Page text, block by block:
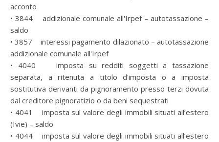
acconto
• 3844 addizionale comunale all'Irpef – autotassazione –
saldo
• 3857 interessi pagamento dilazionato – autotassazione
addizionale comunale all'Irpef
• 4040 imposta su redditi soggetti a tassazione
separata, a ritenuta a titolo d'imposta o a imposta
sostitutiva derivanti da pignoramento presso terzi dovuta
dal creditore pignoratizio o da beni sequestrati
• 4041 imposta sul valore degli immobili situati all’estero
(Ivie) – saldo
• 4044 imposta sul valore degli immobili situati all’estero